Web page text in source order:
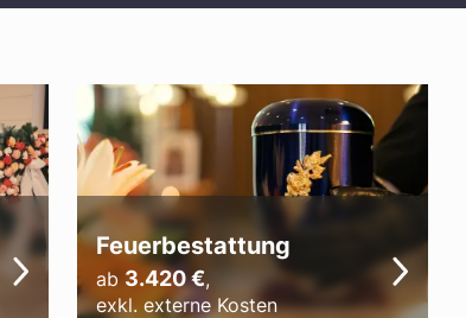
Feuerbestattung
ab 3.420€,
exkl. externe Kosten